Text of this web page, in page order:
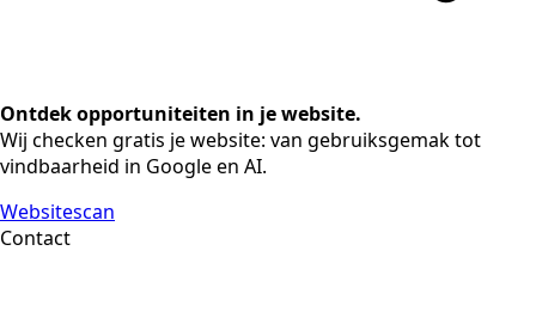
Ontdek opportuniteiten in je website.
Wij checken gratis je website: van gebruiksgemak tot
vindbaarheid in Google en AI.
Websitescan
Contact